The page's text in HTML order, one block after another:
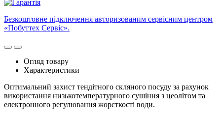
Безкоштовне підключення авторизованим сервісним центром
«Побуттех Сервіс».
Огляд товару
Характеристики
Оптимальний захист тендітного скляного посуду за рахунок
використання низькотемпературного сушіння з цеолітом та
електронного регулювання жорсткості води.